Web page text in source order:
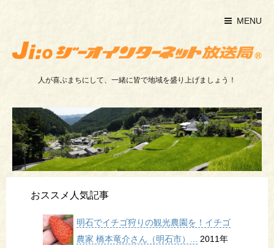
MENU
人が喜ぶまちにして、一緒に皆で地域を盛り上げましょう！
おススメ人気記事
明石でイチゴ狩りの観光農園を！イチゴ
農家 橋本竜介さん（明石市）... 2011年